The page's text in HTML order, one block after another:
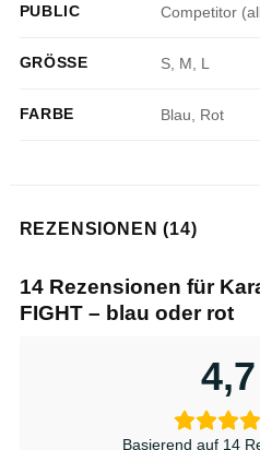
PUBLIC Competitor
GRÖSSE S, M, L
FARBE Blau, Rot
REZENSIONEN (14)
14 Rezensionen für
FIGHT – blau oder rot
4,7
Basierend auf 14